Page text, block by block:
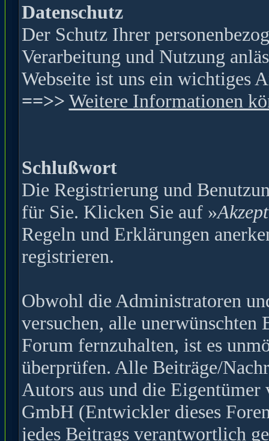
Datenschutz
Der Schutz Ihrer
Verarbeitung und Nutzung
Webseite ist uns ein wichtiges
==>> Weitere Informationen
Schlußwort
Die Registrierung und
für Sie. Klicken Sie auf »
Regeln und Erklärungen
registrieren.
Obwohl die Administratoren
versuchen, alle unerwünschten
Forum fernzuhalten, ist es
überprüfen. Alle Beiträge/
Autors aus und die
GmbH (Entwickler dieses
jedes Beitrags verantwortlich